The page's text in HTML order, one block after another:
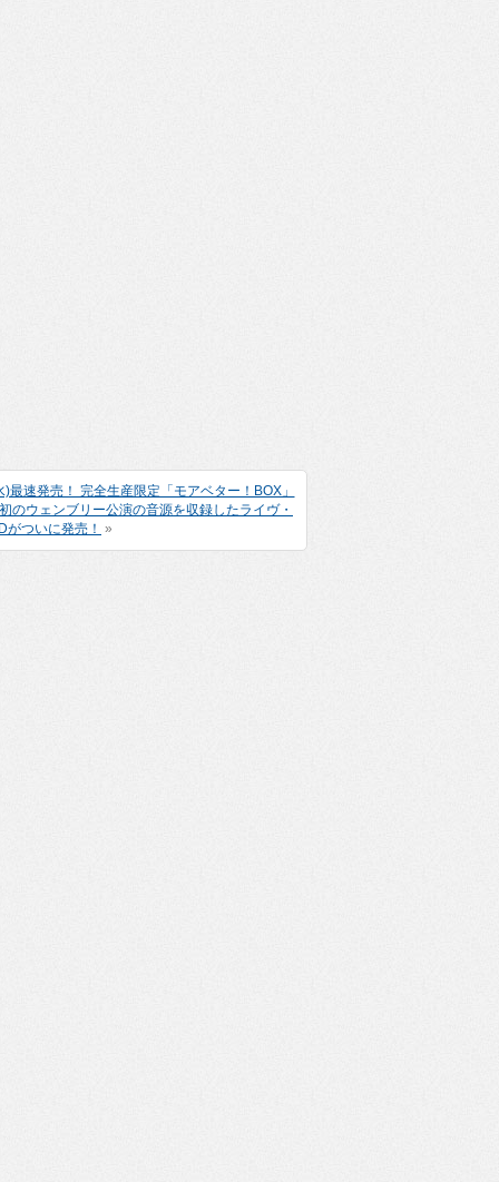
速発売！ 完全生産限定「モアベター！BOX」
のウェンブリー公演の音源を収録したライヴ・
ついに発売！ »